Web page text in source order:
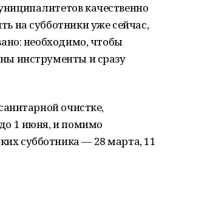
качественно
на субботники уже сейчас,
необходимо, чтобы
инструменты и сразу
очистке,
1 июня, и помимо
субботника — 28 марта, 11